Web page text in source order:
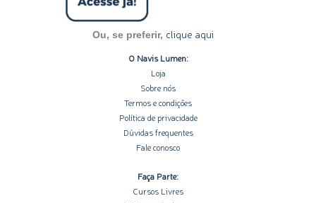
Ou, se preferir, clique aqui
O Navis Lumen:
Loja
Sobre nós
Termos e condições
Política de privacidade
Dúvidas frequentes
Fale conosco
Faça Parte:
Cursos Livres